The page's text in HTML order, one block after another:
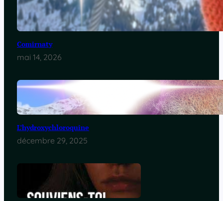
Comirnaty
mai 14, 2026
L’hydroxychloroquine
décembre 29, 2025